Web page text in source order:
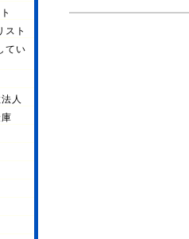
スト
てい
人